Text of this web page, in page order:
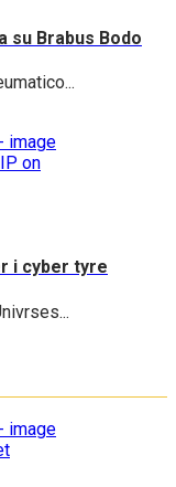
su Brabus Bodo
i cyber tyre